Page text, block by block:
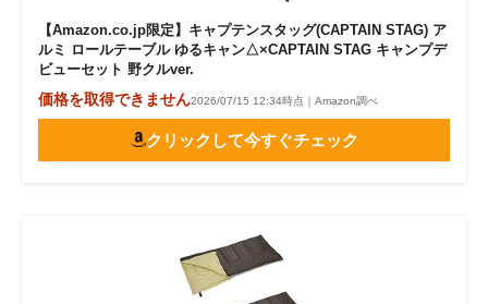
【Amazon.co.jp限定】キャプテンスタッグ(CAPTAIN STAG) ア
ルミ ロールテーブル ゆるキャン△×CAPTAIN STAG キャンプデ
ビューセット 野クルver.
価格を取得できません2026/07/15 12:34時点｜Amazon調べ
クリックして今すぐチェック